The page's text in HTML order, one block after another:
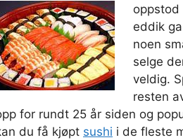
eddik
noen
selge
veldig.
resten
for rundt 25 år siden og
du få kjøpt sushi i de fleste